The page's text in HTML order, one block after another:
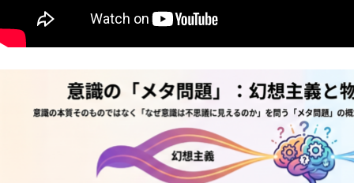
非意識的苦痛はどう測る?現象語彙に依存しないwelfare指